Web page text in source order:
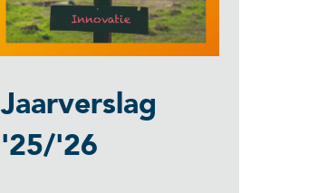
Jaarverslag
'25/'26